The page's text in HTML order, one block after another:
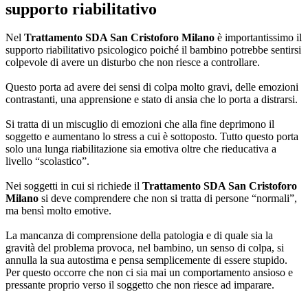
supporto riabilitativo
Nel Trattamento SDA San Cristoforo Milano è importantissimo il
supporto riabilitativo psicologico poiché il bambino potrebbe sentirsi
colpevole di avere un disturbo che non riesce a controllare.
Questo porta ad avere dei sensi di colpa molto gravi, delle emozioni
contrastanti, una apprensione e stato di ansia che lo porta a distrarsi.
Si tratta di un miscuglio di emozioni che alla fine deprimono il
soggetto e aumentano lo stress a cui è sottoposto. Tutto questo porta
solo una lunga riabilitazione sia emotiva oltre che rieducativa a
livello “scolastico”.
Nei soggetti in cui si richiede il Trattamento SDA San Cristoforo
Milano si deve comprendere che non si tratta di persone “normali”,
ma bensì molto emotive.
La mancanza di comprensione della patologia e di quale sia la
gravità del problema provoca, nel bambino, un senso di colpa, si
annulla la sua autostima e pensa semplicemente di essere stupido.
Per questo occorre che non ci sia mai un comportamento ansioso e
pressante proprio verso il soggetto che non riesce ad imparare.